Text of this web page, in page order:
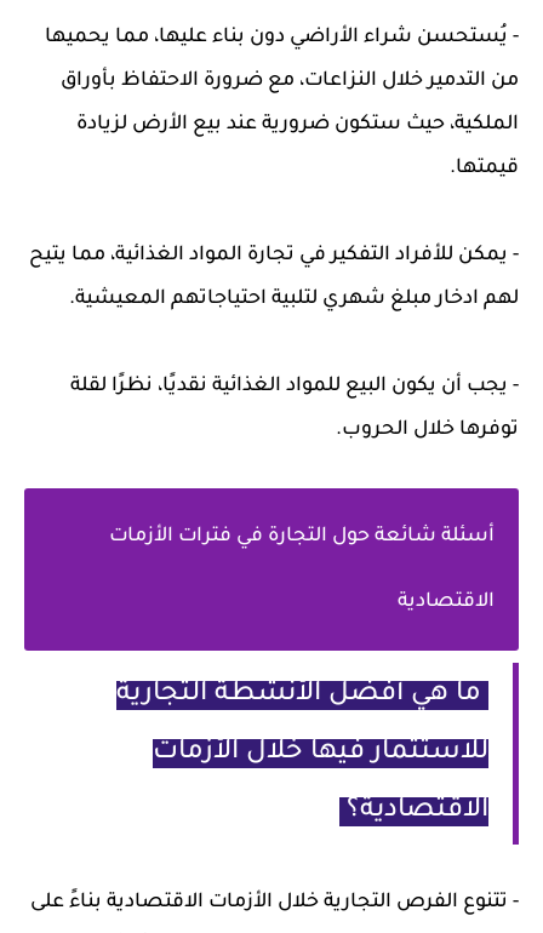
- يُستحسن شراء الأراضي دون بناء عليها، مما يحميها
من التدمير خلال النزاعات، مع ضرورة الاحتفاظ بأوراق
الملكية، حيث ستكون ضرورية عند بيع الأرض لزيادة
قيمتها.
- يمكن للأفراد التفكير في تجارة المواد الغذائية، مما يتيح
لهم ادخار مبلغ شهري لتلبية احتياجاتهم المعيشية.
- يجب أن يكون البيع للمواد الغذائية نقديًا، نظرًا لقلة
توفرها خلال الحروب.
أسئلة شائعة حول التجارة في فترات الأزمات
الاقتصادية
ما هي أفضل الأنشطة التجارية
للاستثمار فيها خلال الأزمات
الاقتصادية؟
- تتنوع الفرص التجارية خلال الأزمات الاقتصادية بناءً على